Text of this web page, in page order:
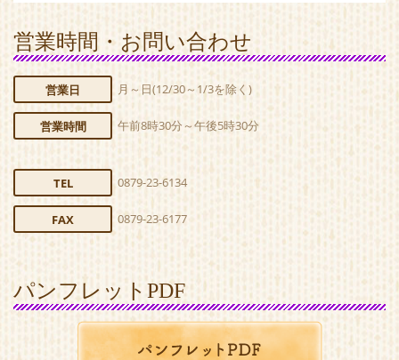
営業時間・お問い合わせ
営業日 月～日(12/30～1/3を除く)
営業時間 午前8時30分～午後5時30分
TEL 0879-23-6134
FAX 0879-23-6177
パンフレットPDF